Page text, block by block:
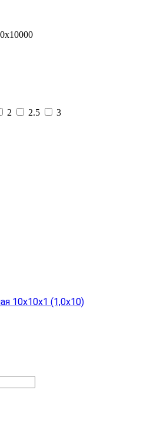
2 2.5
3
10х10х1 (1,0х10)